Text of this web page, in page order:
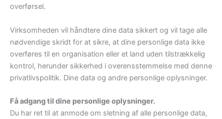
overførsel.
Virksomheden vil håndtere dine data sikkert og vil tage alle
nødvendige skridt for at sikre, at dine personlige data ikke
overføres til en organisation eller et land uden tilstrækkelig
kontrol, herunder sikkerhed i overensstemmelse med denne
privatlivspolitik. Dine data og andre personlige oplysninger.
Få adgang til dine personlige oplysninger.
Du har ret til at anmode om sletning af alle personlige data,